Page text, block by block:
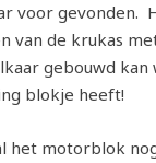
voor gevonden.
van de krukas
gebouwd kan
blokje heeft!
het motorblok